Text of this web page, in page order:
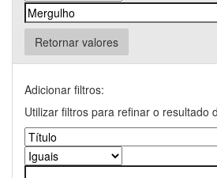
Retornar valores
Adicionar filtros:
Utilizar filtros para refinar o resultado